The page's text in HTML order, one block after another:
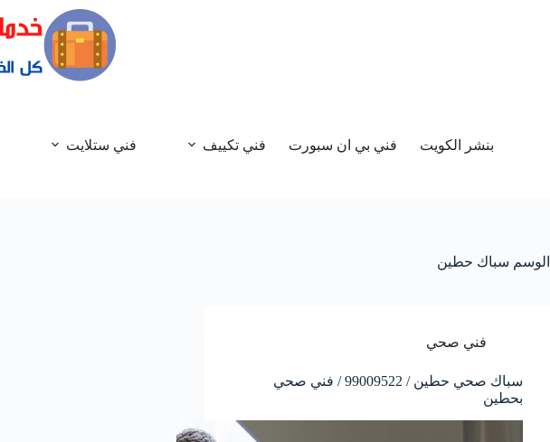
بنشر الكويت فني بي ان سبورت فني تكييف فني ستلايت
الوسم سباك حطين
فني صحي
سباك صحي حطين / 99009522 / فني صحي
بحطين